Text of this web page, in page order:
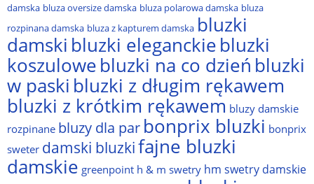
damska bluza oversize damska bluza polarowa damska bluza
rozpinana damska bluza z kapturem damska bluzki
damski bluzki eleganckie bluzki
koszulowe bluzki na co dzień bluzki
w paski bluzki z długim rękawem
bluzki z krótkim rękawem bluzy damskie
rozpinane bluzy dla par bonprix bluzki bonprix
sweter damski bluzkifajne bluzki
damskie greenpoint h & m swetry hm swetry damskie